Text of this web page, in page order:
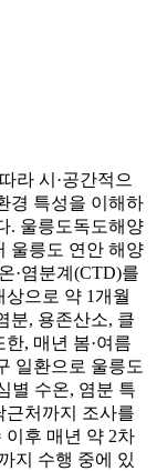
라 시·공간적으
경 특성을 이해하
. 울릉도독도해양
울릉도 연안 해양
·염분계(CTD)를
으로 약 1개월
분, 용존산소, 클
한, 매년 봄·여름
일환으로 울릉도
별 수온, 염분 특
근처까지 조사를
이후 매년 약 2차
지 수행 중에 있